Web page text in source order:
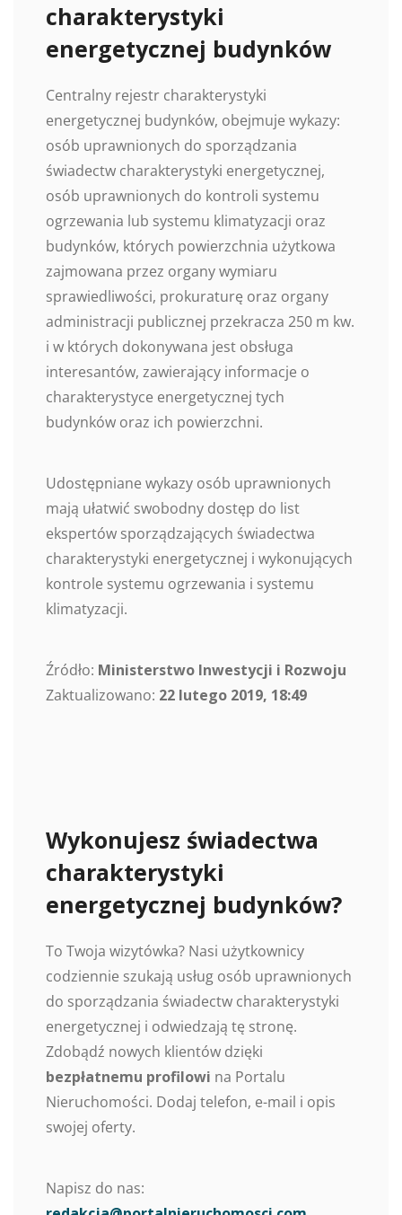
charakterystyki
energetycznej budynków
Centralny rejestr charakterystyki
energetycznej budynków, obejmuje wykazy:
osób uprawnionych do sporządzania
świadectw charakterystyki energetycznej,
osób uprawnionych do kontroli systemu
ogrzewania lub systemu klimatyzacji oraz
budynków, których powierzchnia użytkowa
zajmowana przez organy wymiaru
sprawiedliwości, prokuraturę oraz organy
administracji publicznej przekracza 250 m kw.
i w których dokonywana jest obsługa
interesantów, zawierający informacje o
charakterystyce energetycznej tych
budynków oraz ich powierzchni.
Udostępniane wykazy osób uprawnionych
mają ułatwić swobodny dostęp do list
ekspertów sporządzających świadectwa
charakterystyki energetycznej i wykonujących
kontrole systemu ogrzewania i systemu
klimatyzacji.
Źródło: Ministerstwo Inwestycji i Rozwoju
Zaktualizowano: 22 lutego 2019, 18:49
Wykonujesz świadectwa
charakterystyki
energetycznej budynków?
To Twoja wizytówka? Nasi użytkownicy
codziennie szukają usług osób uprawnionych
do sporządzania świadectw charakterystyki
energetycznej i odwiedzają tę stronę.
Zdobądź nowych klientów dzięki
bezpłatnemu profilowi na Portalu
Nieruchomości. Dodaj telefon, e-mail i opis
swojej oferty.
Napisz do nas: